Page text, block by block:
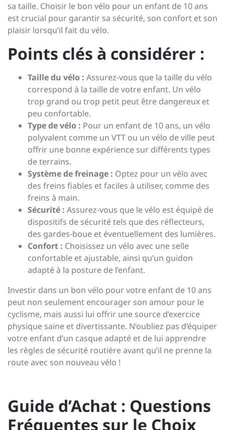
sa taille. Choisir le bon vélo pour un enfant de 10 ans
est crucial pour garantir sa sécurité, son confort et son
plaisir lorsqu’il fait du vélo.
Points clés à considérer :
Taille du vélo : Assurez-vous que la taille du vélo
correspond à la taille de votre enfant. Un vélo
trop grand ou trop petit peut être dangereux et
peu confortable.
Type de vélo : Pour un enfant de 10 ans, un vélo
polyvalent comme un VTT ou un vélo de ville peut
offrir une bonne expérience sur différents types
de terrains.
Système de freinage : Optez pour un vélo avec
des freins fiables et faciles à utiliser, comme des
freins à main.
Sécurité : Assurez-vous que le vélo est équipé de
dispositifs de sécurité tels que des réflecteurs,
des gardes-boue et éventuellement des lumières.
Confort : Choisissez un vélo avec une selle
confortable et ajustable, ainsi qu’un guidon
adapté à la posture de l’enfant.
Investir dans un bon vélo pour votre enfant de 10 ans
peut non seulement encourager son amour pour le
cyclisme, mais aussi lui offrir une source d’exercice
physique saine et divertissante. N’oubliez pas d’équiper
votre enfant d’un casque adapté et de lui apprendre
les règles de sécurité routière avant qu’il ne prenne la
route avec son nouveau vélo !
Guide d’Achat : Questions
Fréquentes sur le Choix